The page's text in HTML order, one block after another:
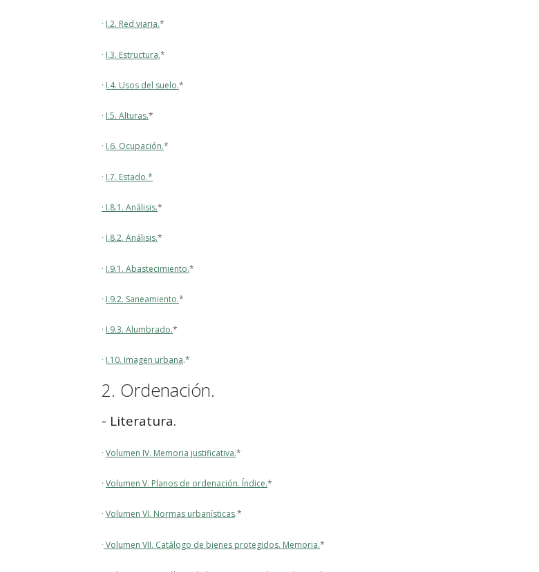
· I.2. Red viaria.*
· I.3. Estructura.*
· I.4. Usos del suelo.*
· I.5. Alturas.*
· I.6. Ocupación.*
· I.7. Estado.*
· I.8.1. Análisis.*
· I.8.2. Análisis.*
· I.9.1. Abastecimiento.*
· I.9.2. Saneamiento.*
· I.9.3. Alumbrado.*
· I.10. Imagen urbana.*
2. Ordenación.
- Literatura.
· Volumen IV. Memoria justificativa.*
· Volumen V. Planos de ordenación. Índice.*
· Volumen VI. Normas urbanísticas.*
· Volumen VII. Catálogo de bienes protegidos. Memoria.*